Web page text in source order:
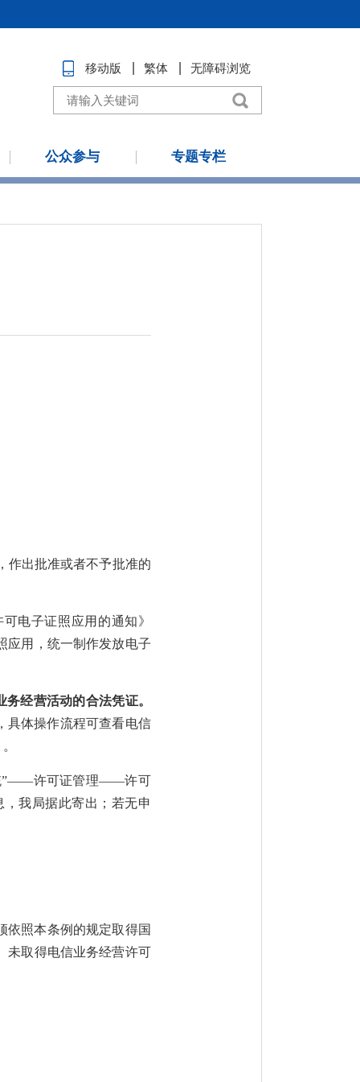
移动版 繁体 无障碍浏览
公众参与 专题专栏
作出批准或者不予批准的
电子证照应用的通知》
应用
， 统一制作发放电子
经营活动的合法凭证。
具体操作流程可查看电信
。
——许可证管理——许可
，我局据此寄出； 若无申
依照本条例的规定取得国
未取得电信业务经营许可